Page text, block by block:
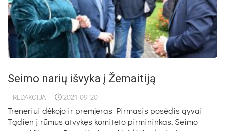
Seimo narių išvyka į Žemaitiją
REDAKCIJA 2021-09-20
Treneriui dėkojo ir premjeras Pirmasis posėdis gyvai
Tądien į rūmus atvykęs komiteto pirmininkas, Seimo